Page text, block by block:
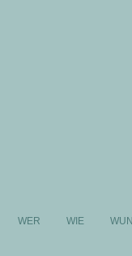
WER WIE